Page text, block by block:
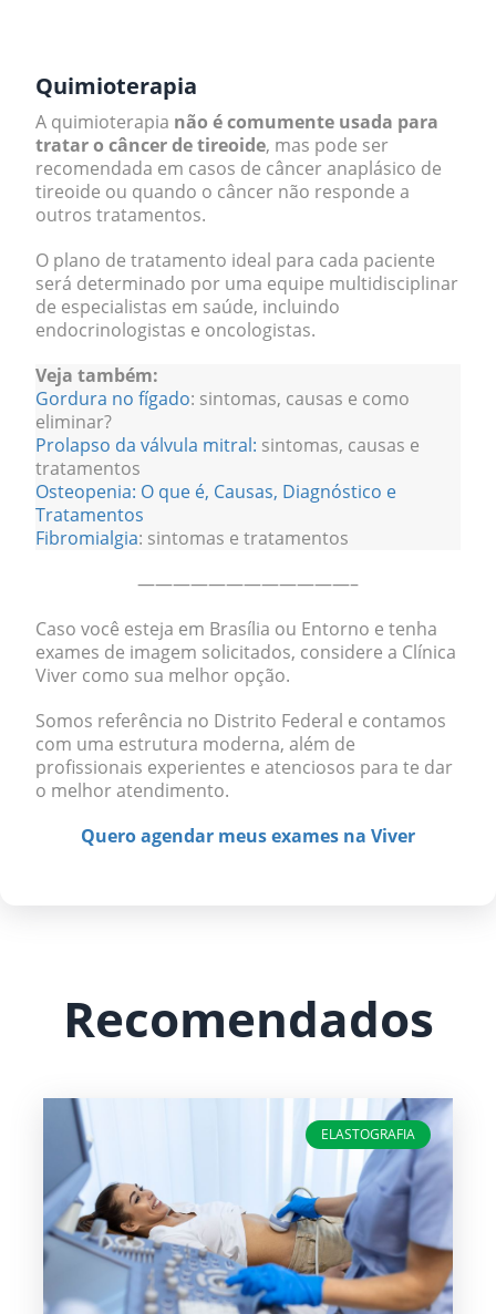
Quimioterapia
A quimioterapia não é comumente usada para
tratar o câncer de tireoide, mas pode ser
recomendada em casos de câncer anaplásico de
tireoide ou quando o câncer não responde a
outros tratamentos.
O plano de tratamento ideal para cada paciente
será determinado por uma equipe multidisciplinar
de especialistas em saúde, incluindo
endocrinologistas e oncologistas.
Veja também:
Gordura no fígado: sintomas, causas e como
eliminar?
Prolapso da válvula mitral: sintomas, causas e
tratamentos
Osteopenia: O que é, Causas, Diagnóstico e
Tratamentos
Fibromialgia: sintomas e tratamentos
————————————–
Caso você esteja em Brasília ou Entorno e tenha
exames de imagem solicitados, considere a Clínica
Viver como sua melhor opção.
Somos referência no Distrito Federal e contamos
com uma estrutura moderna, além de
profissionais experientes e atenciosos para te dar
o melhor atendimento.
Quero agendar meus exames na Viver
Recomendados
ELASTOGRAFIA